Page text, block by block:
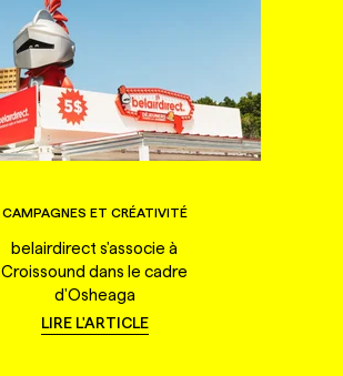
CAMPAGNES ET CRÉATIVITÉ
belairdirect s'associe à
Croissound dans le cadre
d'Osheaga
LIRE L'ARTICLE